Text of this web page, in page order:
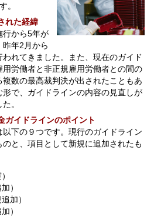
。
れた経緯
から5年が
年2月から
われてきました。また、現在のガイド
労働者と非正規雇用労働者との間の
数の最高裁判決が出されたこともあ
形で、ガイドラインの内容の見直しが
。
ガイドラインのポイント
下の９つです。現行のガイドライン
と、項目として新規に追加されたも
）
加）
）